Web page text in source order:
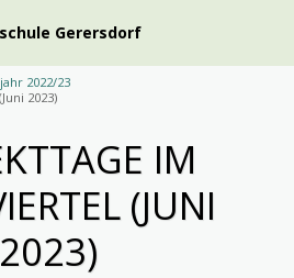
Gerersdorf
2022/23
2023)
IM
(JUNI
2023)